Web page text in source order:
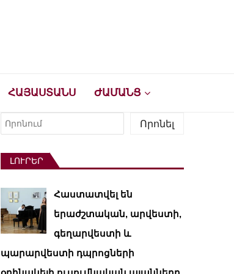
ՀԱՅԱՍՏԱՆՍ ԺԱՄԱՆՑ
Որոնել
Որոնել
ԼՈՒՐԵՐ
Հաստատվել են
երաժշտական, արվեստի,
գեղարվեստի և
պարարվեստի դպրոցների